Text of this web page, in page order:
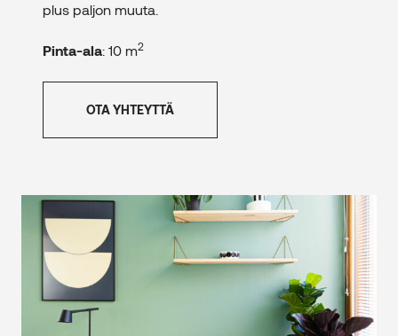
plus paljon muuta.
Pinta-ala: 10 m2
OTA YHTEYTTÄ
Toimistotila – 3-5 kerros – 4 m